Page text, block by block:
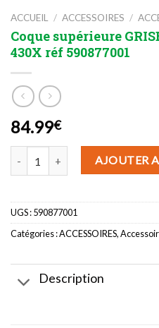
ACCUEIL / ACCESSOIRES /
Coque supérieure
430X réf 590877001
84.99€
AJOUTER
UGS :590877001
Catégories :ACCESSOIRES,
Description